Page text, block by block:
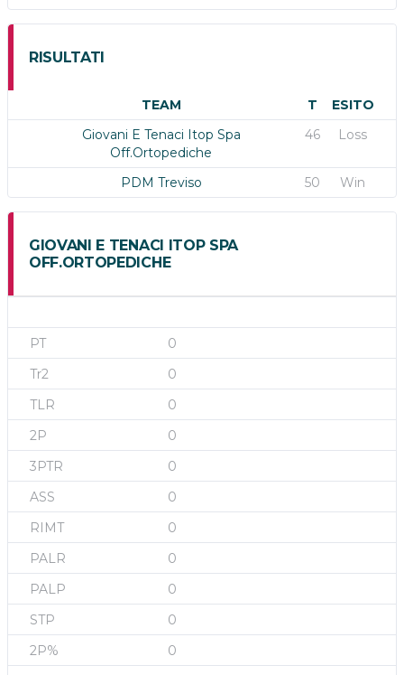
RISULTATI
TEAM T
ESITO
Giovani E Tenaci Itop Spa
Off.Ortopediche
46 Loss
PDM Treviso 50 Win
GIOVANI E TENACI ITOP SPA
OFF.ORTOPEDICHE
0
0
0
0
0
0
0
0
0
0
0